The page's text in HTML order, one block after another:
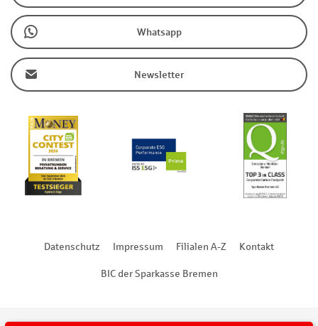
Whatsapp
Newsletter
Datenschutz Impressum Filialen A-Z Kontakt
BIC der Sparkasse Bremen